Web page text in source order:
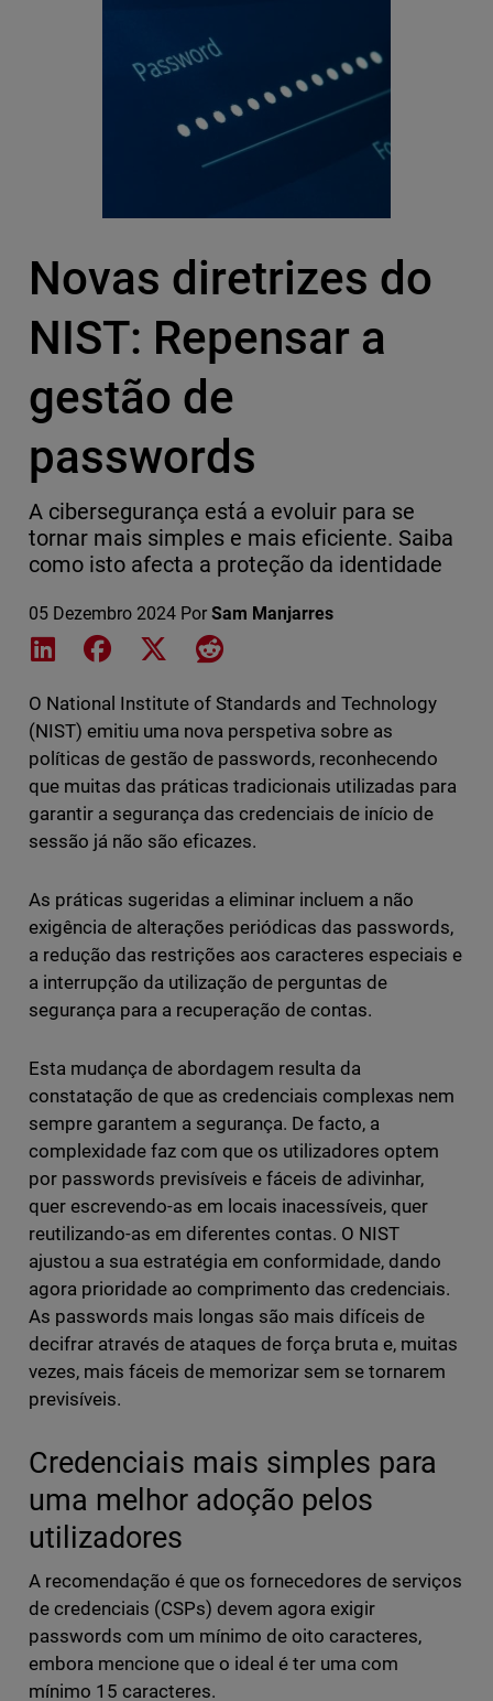
Novas diretrizes do
NIST: Repensar a
gestão de
passwords
A cibersegurança está a evoluir para se
tornar mais simples e mais eficiente. Saiba
como isto afecta a proteção da identidade
05 Dezembro 2024 Por Sam Manjarres
Share on LinkedIn
Share on Facebook
Share on XShare on Reddit
O National Institute of Standards and Technology
(NIST) emitiu uma nova perspetiva sobre as
políticas de gestão de passwords, reconhecendo
que muitas das práticas tradicionais utilizadas para
garantir a segurança das credenciais de início de
sessão já não são eficazes.
As práticas sugeridas a eliminar incluem a não
exigência de alterações periódicas das passwords,
a redução das restrições aos caracteres especiais e
a interrupção da utilização de perguntas de
segurança para a recuperação de contas.
Esta mudança de abordagem resulta da
constatação de que as credenciais complexas nem
sempre garantem a segurança. De facto, a
complexidade faz com que os utilizadores optem
por passwords previsíveis e fáceis de adivinhar,
quer escrevendo-as em locais inacessíveis, quer
reutilizando-as em diferentes contas. O NIST
ajustou a sua estratégia em conformidade, dando
agora prioridade ao comprimento das credenciais.
As passwords mais longas são mais difíceis de
decifrar através de ataques de força bruta e, muitas
vezes, mais fáceis de memorizar sem se tornarem
previsíveis.
Credenciais mais simples para
uma melhor adoção pelos
utilizadores
A recomendação é que os fornecedores de serviços
de credenciais (CSPs) devem agora exigir
passwords com um mínimo de oito caracteres,
embora mencione que o ideal é ter uma com
mínimo 15 caracteres.